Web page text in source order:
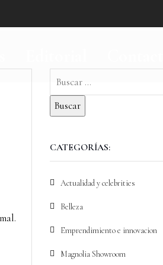
CATEGORÍAS:
Actualidad y celebrities
Belleza
Emprendimiento e innovacion
Magnolia Showroom